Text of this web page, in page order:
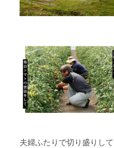
夫婦ふたりで切り盛りして